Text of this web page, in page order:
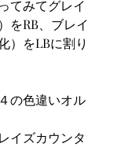
てみてグレイ
をRB、ブレイ
）をLBに割り
の色違いオル
イズカウンタ